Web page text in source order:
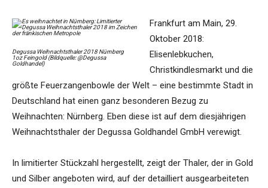
Degussa Weihnachtsthaler 2018 Nürnberg
1oz Feingold (Bildquelle: @Degussa
Goldhandel)
Frankfurt am Main, 29.
Oktober 2018:
Elisenlebkuchen,
Christkindlesmarkt und die
größte Feuerzangenbowle der Welt – eine bestimmte Stadt in
Deutschland hat einen ganz besonderen Bezug zu
Weihnachten: Nürnberg. Eben diese ist auf dem diesjährigen
Weihnachtsthaler der Degussa Goldhandel GmbH verewigt.
In limitierter Stückzahl hergestellt, zeigt der Thaler, der in Gold
und Silber angeboten wird, auf der detailliert ausgearbeiteten